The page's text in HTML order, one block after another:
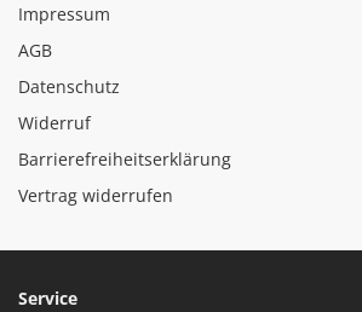
Impressum
AGB
Datenschutz
Widerruf
Barrierefreiheitserklärung
Vertrag widerrufen
Service